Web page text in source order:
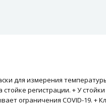
для измерения
регистрации. + У стойки
ограничения COVID-19. +